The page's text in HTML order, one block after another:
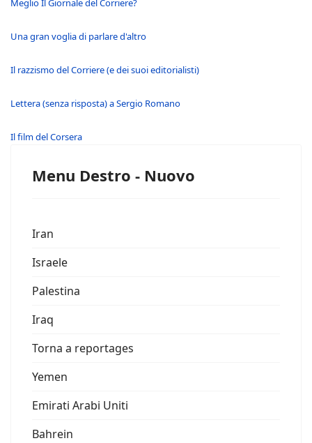
Meglio Il Giornale del Corriere?
Una gran voglia di parlare d'altro
Il razzismo del Corriere (e dei suoi editorialisti)
Lettera (senza risposta) a Sergio Romano
Il film del Corsera
Menu Destro - Nuovo
Iran
Israele
Palestina
Iraq
Torna a reportages
Yemen
Emirati Arabi Uniti
Bahrein